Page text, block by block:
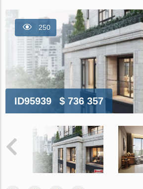
250
ID95939 $ 736 357